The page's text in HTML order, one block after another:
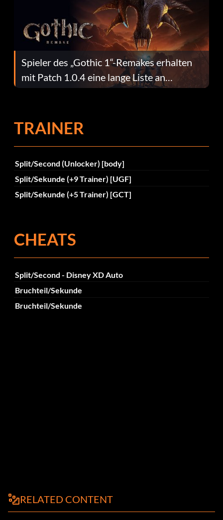
Spieler des „Gothic 1“-Remakes erhalten
mit Patch 1.0.4 eine lange Liste an
Fehlerbehebungen
TRAINER
Split/Second (Unlocker) [body]
Split/Sekunde (+9 Trainer) [UGF]
Split/Sekunde (+5 Trainer) [GCT]
CHEATS
Split/Second - Disney XD Auto
Bruchteil/Sekunde
Bruchteil/Sekunde
RELATED CONTENT